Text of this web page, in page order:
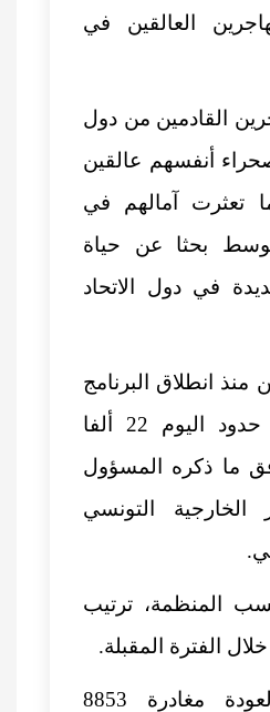
العالقين في
القادمين من دول
أنفسهم عالقين
تعثرت آمالهم في
بحثا عن حياة
في دول الاتحاد
منذ انطلاق البرنامج
في 2022 وإلى حدود اليوم 22 ألفا
وفق ما ذكره المسؤول
الخارجية التونسي
المنظمة، ترتيب
وأمّن برنامج العودة مغادرة 8853